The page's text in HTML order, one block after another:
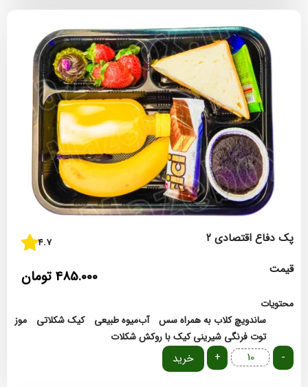
پک دفاع اقتصادی ۲ 4.7
قیمت 485.000 تومان
محتویات
ساندویچ کلاب به همراه سس
آب‌میوه طبیعی کیک شکلاتی
موز
توت فرنگی شیرینی کیک با روکش شکلات
-
+ خرید